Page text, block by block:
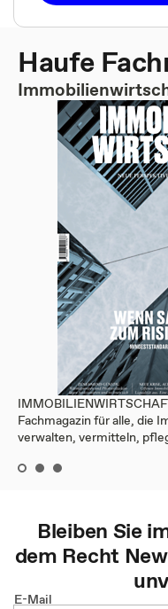
Haufe
Fachmagazin für alle, die
verwalten, vermitteln,
Bleiben Sie
dem Recht
E-Mail